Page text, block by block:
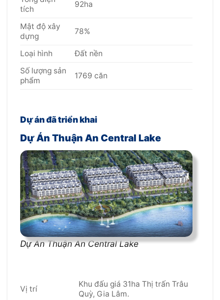
tích
92ha
Mật độ xây
dựng
78%
Loại hình
Đất nền
Số lượng sản
phẩm
1769 căn
Dự án đã triển khai
Dự Án Thuận An Central Lake
Dự Án Thuận An Central Lake
Vị trí
Khu đấu giá 31ha Thị trấn Trâu
Quỳ, Gia Lâm.